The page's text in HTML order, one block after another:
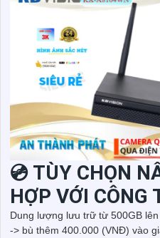
💿 TÙY CHỌN
HỢP VỚI CÔNG
Dung lượng lưu trữ từ 500GB
-> bù thêm 400.000 (VNĐ) vào